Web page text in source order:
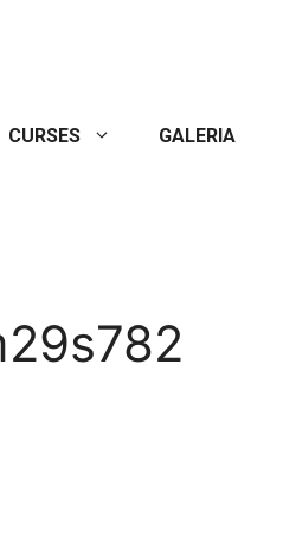
CURSES GALERIA